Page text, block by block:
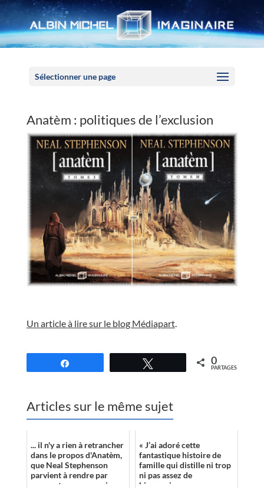
Sélectionner une page
Anatèm : politiques de l’exclusion
Un article à lire sur le blog Médiapart.
0
PARTAGES
Articles sur le même sujet
... il n'y a rien à retrancher
dans le propos d'Anatèm,
que Neal Stephenson
parvient à rendre par
moments cocasse voire
« J’ai adoré cette
fantastique histoire de
famille qui distille ni trop
ni pas assez de
bizarrerie. »
Panneau de gestion des cookies